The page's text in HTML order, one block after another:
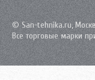
© San-tehnika.ru,
Все торговые марки